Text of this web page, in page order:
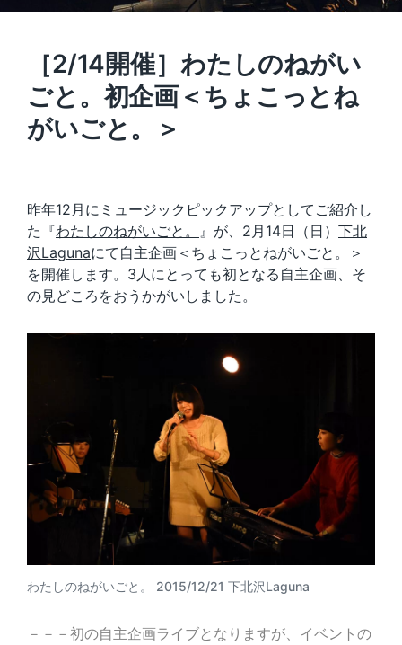
［2/14開催］わたしのねがい
ごと。初企画＜ちょこっとね
がいごと。＞
昨年12月に ミュージックピックアップとしてご紹介し
た『わたしのねがいごと。 』が、2月14日（日） 下北
沢Lagunaにて自主企画＜ちょこっとねがいごと。＞
を開催します。3人にとっても初となる自主企画、そ
の見どころをおうかがいしました。
わたしのねがいごと。 2015/12/21 下北沢Laguna
－－－初の自主企画ライブとなりますが、イベントの